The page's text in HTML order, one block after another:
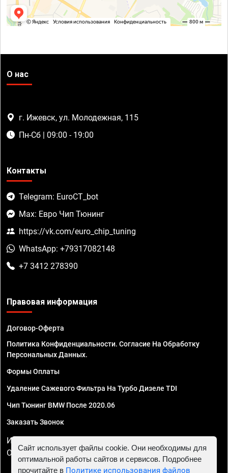
О нас
г. Ижевск, ул. Молодежная, 115
Пн-Сб | 09:00 - 19:00
Контакты
Telegram: EuroCT_bot
Max: Евро Чип Тюнинг
https://vk.com/euro_chip_tuning
WhatsApp: +79317082148
+7 3412 278390
Правовая информация
Договор-Оферта
Политика Конфиденциальности. Согласие На Обработку
Персональных Данных.
Формы Оплаты
Удаление Сажевого Фильтра На Турбо Дизеле TDI
Чип Тюнинг BMW После 2020.06
Заказать Звонок
ИП Смирнов Георгий Павлович. ИНН 781302555843,
ОГРНИП 324470400032610
Сайт использует файлы cookie. Они необходимы для
оптимальной работы сайтов и сервисов. Подробнее
прочитайте в Политике использования файлов